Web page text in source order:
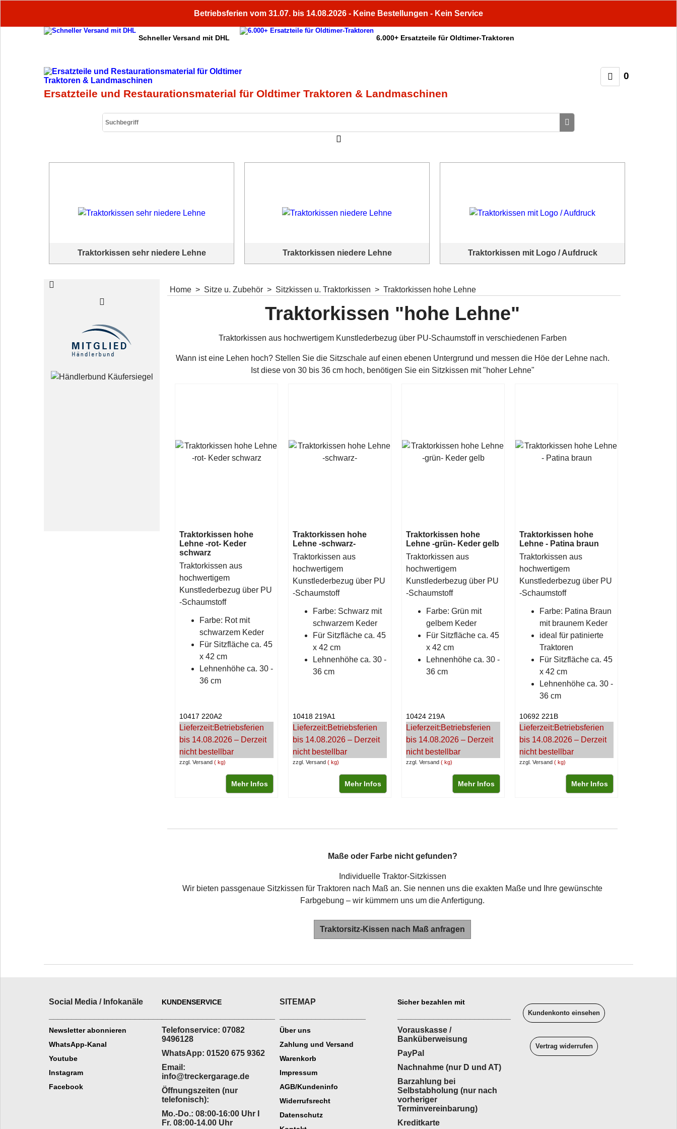
Betriebsferien vom 31.07. bis 14.08.2026 - Keine Bestellungen - Kein Service
Schneller Versand mit DHL 6.000+ Ersatzteile für Oldtimer-Traktoren
0
Ersatzteile und Restaurationsmaterial für Oldtimer Traktoren & Landmaschinen
Traktorkissen sehr niedere Lehne Traktorkissen niedere Lehne Traktorkissen mit Logo / Aufdruck
Traktorkissen Modell Glühkopf
Schaumstoff in verschiedenen Farben
Sitzschalen
Für jeden "Hintern" die richtige Sitzschale
Home > Sitze u. Zubehör > Sitzkissen u. Traktorkissen > Traktorkissen hohe Lehne
Traktorkissen "hohe Lehne"
Traktorkissen aus hochwertigem Kunstlederbezug über PU-Schaumstoff in verschiedenen Farben
Wann ist eine Lehen hoch? Stellen Sie die Sitzschale auf einen ebenen Untergrund und messen die Höe der Lehne nach.
Ist diese von 30 bis 36 cm hoch, benötigen Sie ein Sitzkissen mit "hoher Lehne"
Traktorkissen hohe
Lehne -rot- Keder
schwarz
Traktorkissen aus
hochwertigem
Kunstlederbezug über PU
-Schaumstoff
Farbe: Rot mit
schwarzem Keder
Für Sitzfläche ca. 45
x 42 cm
Lehnenhöhe ca. 30 -
36 cm
zzgl. Versand kg
10417 220A2
Lieferzeit:Betriebsferien
bis 14.08.2026 – Derzeit
nicht bestellbar
Mehr Infos
Traktorkissen hohe
Lehne -schwarz-
Traktorkissen aus
hochwertigem
Kunstlederbezug über PU
-Schaumstoff
Farbe: Schwarz mit
schwarzem Keder
Für Sitzfläche ca. 45
x 42 cm
Lehnenhöhe ca. 30 -
36 cm
zzgl. Versand kg
10418 219A1
Lieferzeit:Betriebsferien
bis 14.08.2026 – Derzeit
nicht bestellbar
Mehr Infos
Traktorkissen hohe
Lehne -grün- Keder gelb
Traktorkissen aus
hochwertigem
Kunstlederbezug über PU
-Schaumstoff
Farbe: Grün mit
gelbem Keder
Für Sitzfläche ca. 45
x 42 cm
Lehnenhöhe ca. 30 -
36 cm
zzgl. Versand kg
10424 219A
Lieferzeit:Betriebsferien
bis 14.08.2026 – Derzeit
nicht bestellbar
Mehr Infos
Traktorkissen hohe
Lehne - Patina braun
Traktorkissen aus
hochwertigem
Kunstlederbezug über PU
-Schaumstoff
Farbe: Patina Braun
mit braunem Keder
ideal für patinierte
Traktoren
Für Sitzfläche ca. 45
x 42 cm
Lehnenhöhe ca. 30 -
36 cm
zzgl. Versand kg
10692 221B
Lieferzeit:Betriebsferien
bis 14.08.2026 – Derzeit
nicht bestellbar
Mehr Infos
Maße oder Farbe nicht gefunden?
Individuelle Traktor-Sitzkissen
Wir bieten passgenaue Sitzkissen für Traktoren nach Maß an. Sie nennen uns die exakten Maße und Ihre gewünschte
Farbgebung – wir kümmern uns um die Anfertigung.
Traktorsitz-Kissen nach Maß anfragen
Social Media / Infokanäle
Newsletter abonnieren
WhatsApp-Kanal
Youtube
Instagram
Facebook
KUNDENSERVICE
Telefonservice: 07082
9496128
WhatsApp: 01520 675 9362
Email:
info@treckergarage.de
Öffnungszeiten (nur
telefonisch):
Mo.-Do.: 08:00-16:00 Uhr I
Fr. 08:00-14.00 Uhr
SITEMAP
Über uns
Zahlung und Versand
Warenkorb
Impressum
AGB/Kundeninfo
Widerrufsrecht
Datenschutz
Sicher bezahlen mit
Vorauskasse /
Banküberweisung
PayPal
Nachnahme (nur D und AT)
Barzahlung bei
Selbstabholung (nur nach
vorheriger
Terminvereinbarung)
Kreditkarte
Kundenkonto einsehen
Vertrag widerrufen